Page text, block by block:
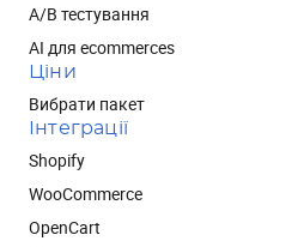
А/В тестування
AI для ecommerces
Ціни
Вибрати пакет
Інтеграції
Shopify
WooCommerce
OpenCart